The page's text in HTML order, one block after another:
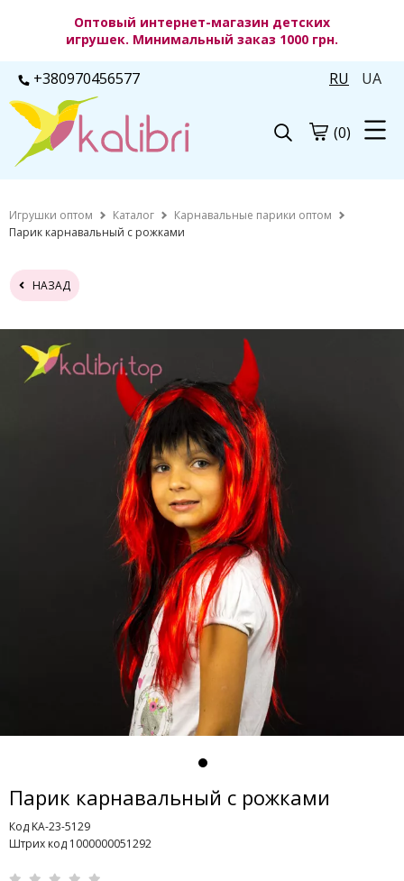
Оптовый интернет-магазин детских
игрушек. Минимальный заказ 1000 грн.
+380970456577 RU UA
(0)
Игрушки оптом Каталог
Карнавальные парики оптом
Парик карнавальный с рожками
НАЗАД
Парик карнавальный с рожками
Код KA-23-5129
Штрих код 1000000051292